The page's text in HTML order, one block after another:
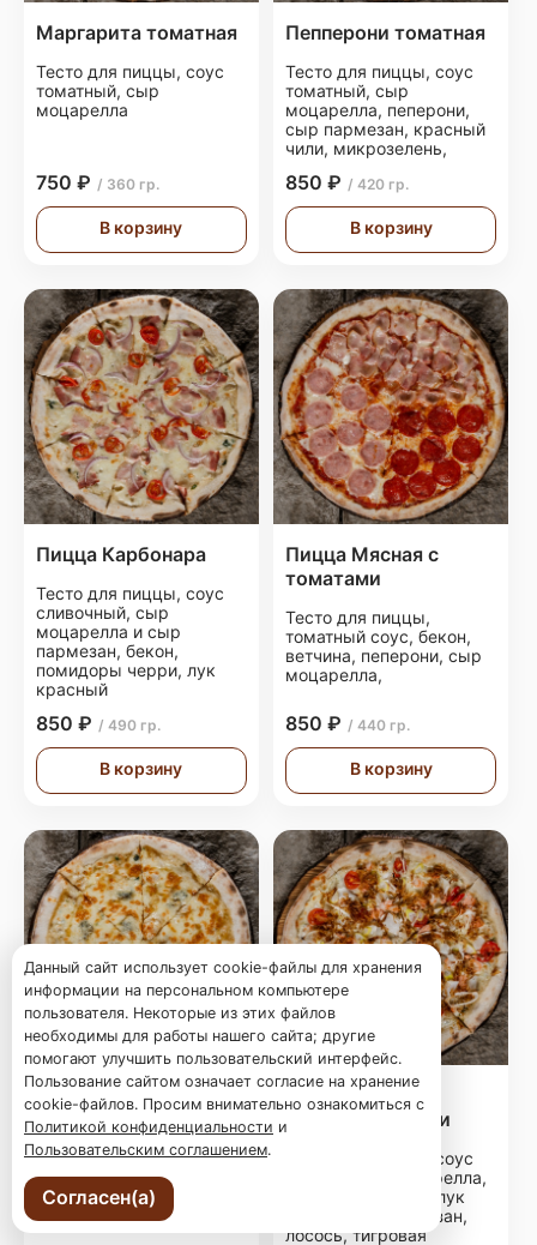
Маргарита томатная
Тесто для пиццы, соус
томатный, сыр
моцарелла
750 ₽ / 360 гр.
В корзину
Пепперони томатная
Тесто для пиццы, соус
томатный, сыр
моцарелла, пеперони,
сыр пармезан, красный
чили, микрозелень,
850 ₽ / 420 гр.
В корзину
Пицца Карбонара
Тесто для пиццы, соус
сливочный, сыр
моцарелла и сыр
пармезан, бекон,
помидоры черри, лук
красный
850 ₽ / 490 гр.
В корзину
Пицца Мясная с
томатами
Тесто для пиццы,
томатный соус, бекон,
ветчина, пеперони, сыр
моцарелла,
850 ₽ / 440 гр.
В корзину
Пицца Сырная
Тесто для пиццы, соус
сливочный, сыр
моцарелла, сыр
горгонзола, сыр
пармезан, пряный мед
Пицца с
морепродуктами
Тесто для пиццы, соус
сливочный , моцарелла,
помидоры черри, лук
порей, сыр пармезан,
лосось, тигровая
Данный сайт использует cookie-файлы для хранения
информации на персональном компьютере
пользователя. Некоторые из этих файлов
необходимы для работы нашего сайта; другие
помогают улучшить пользовательский интерфейс.
Пользование сайтом означает согласие на хранение
cookie-файлов. Просим внимательно ознакомиться с
Политикой конфиденциальности и
Пользовательским соглашением.
Согласен(а)